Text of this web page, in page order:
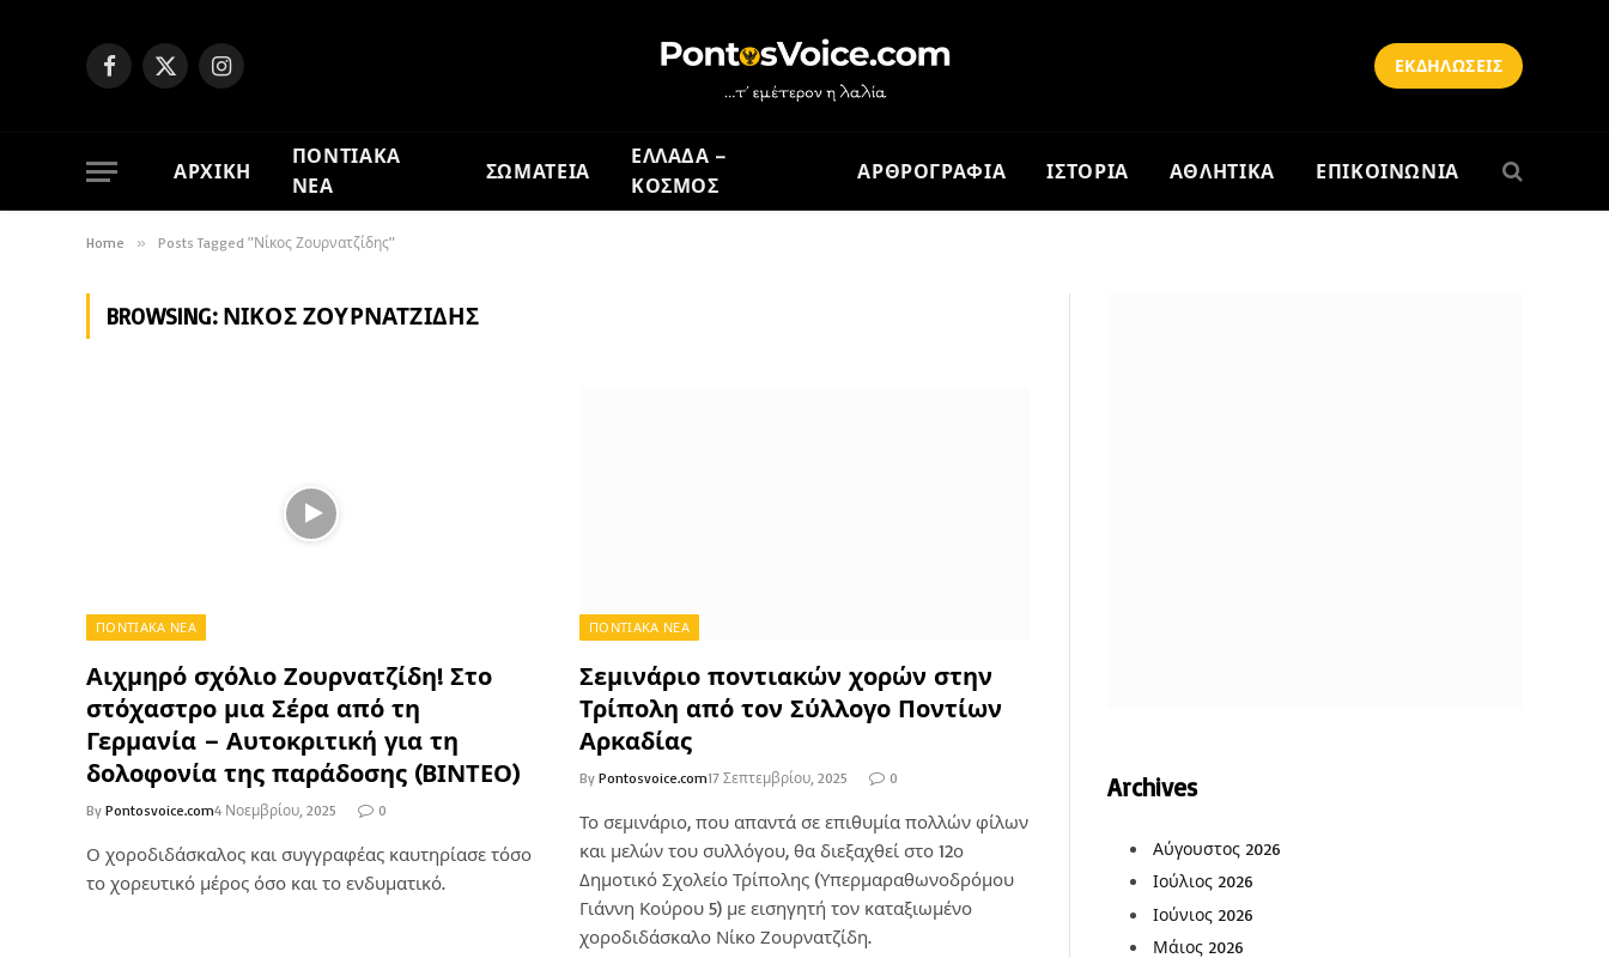
Facebook
X
Instagram
ΕΚΔΗΛΩΣΕΙΣ
ΑΡΧΙΚΗ
ΠΟΝΤΙΑΚΑ
ΝΕΑ
ΣΩΜΑΤΕΙΑ
ΕΛΛΑΔΑ –
ΚΟΣΜΟΣ
ΑΡΘΡΟΓΡΑΦΙΑ ΙΣΤΟΡΙΑ ΑΘΛΗΤΙΚΑ ΕΠΙΚΟΙΝΩΝΙΑ
Home » Posts Tagged "Νίκος Ζουρνατζίδης"
BROWSING: ΝΊΚΟΣ ΖΟΥΡΝΑΤΖΊΔΗΣ
ΠΟΝΤΙΑΚΑ ΝΕΑ
Αιχμηρό σχόλιο Ζουρνατζίδη! Στο
στόχαστρο μια Σέρα από τη
Γερμανία – Αυτοκριτική για τη
δολοφονία της παράδοσης (ΒΙΝΤΕΟ)
By Pontosvoice.com4 Νοεμβρίου, 2025 0
Ο χοροδιδάσκαλος και συγγραφέας καυτηρίασε τόσο
το χορευτικό μέρος όσο και το ενδυματικό.
ΠΟΝΤΙΑΚΑ ΝΕΑ
Σεμινάριο ποντιακών χορών στην
Τρίπολη από τον Σύλλογο Ποντίων
Αρκαδίας
By Pontosvoice.com17 Σεπτεμβρίου, 2025 0
Το σεμινάριο, που απαντά σε επιθυμία πολλών φίλων
και μελών του συλλόγου, θα διεξαχθεί στο 12ο
Δημοτικό Σχολείο Τρίπολης (Υπερμαραθωνοδρόμου
Γιάννη Κούρου 5) με εισηγητή τον καταξιωμένο
χοροδιδάσκαλο Νίκο Ζουρνατζίδη.
Archives
Αύγουστος 2026
Ιούλιος 2026
Ιούνιος 2026
Μάιος 2026